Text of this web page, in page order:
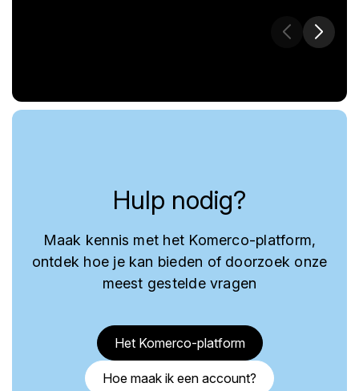
Hulp nodig?
Maak kennis met het Komerco-platform,
ontdek hoe je kan bieden of doorzoek onze
meest gestelde vragen
Het Komerco-platform
Hoe maak ik een account?